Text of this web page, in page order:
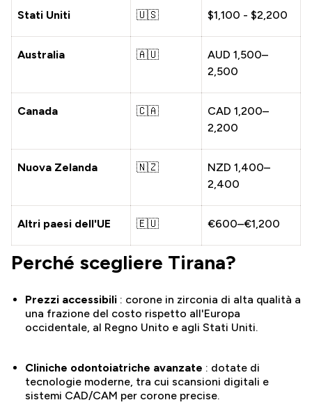
Stati Uniti 🇺🇸 $1,100 - $2,200
Australia 🇦🇺
AUD 1,500–
2,500
Canada 🇨🇦
CAD 1,200–
2,200
Nuova Zelanda 🇳🇿
NZD 1,400–
2,400
Altri paesi dell'UE 🇪🇺 €600–€1,200
Perché scegliere Tirana?
Prezzi accessibili : corone in zirconia di alta qualità a
una frazione del costo rispetto all'Europa
occidentale, al Regno Unito e agli Stati Uniti.
Cliniche odontoiatriche avanzate : dotate di
tecnologie moderne, tra cui scansioni digitali e
sistemi CAD/CAM per corone precise.